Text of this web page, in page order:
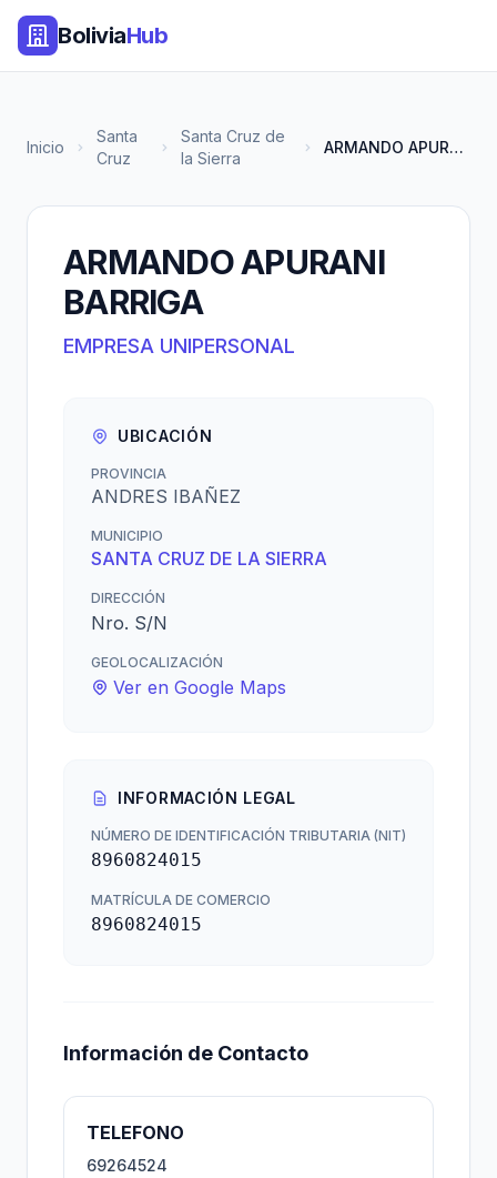
BoliviaHub
Inicio
Santa
Cruz
Santa Cruz de
la Sierra
ARMANDO APURANI BARRIGA
ARMANDO APURANI
BARRIGA
EMPRESA UNIPERSONAL
UBICACIÓN
PROVINCIA
ANDRES IBAÑEZ
MUNICIPIO
SANTA CRUZ DE LA SIERRA
DIRECCIÓN
Nro. S/N
GEOLOCALIZACIÓN
Ver en Google Maps
INFORMACIÓN LEGAL
NÚMERO DE IDENTIFICACIÓN TRIBUTARIA (NIT)
8960824015
MATRÍCULA DE COMERCIO
8960824015
Información de Contacto
TELEFONO
69264524